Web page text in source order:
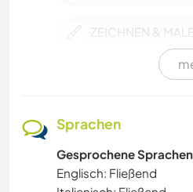
ZEICHNEN &
HEIMWERKEN &
Sprachen
Gesprochene Sprachen
Englisch: Fließend